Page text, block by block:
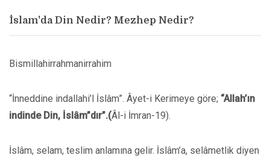
İslam'da Din Nedir? Mezhep Nedir?
Bismillahirrahmanirrahim
“İnneddine indallahi’l İslâm”. Âyet-i Kerimeye göre; “Allah’ın
indinde Din, İslâm”dır”.(Âl-i İmran-19).
İslâm, selam, teslim anlamına gelir. İslâm’a, selâmetlik diyen